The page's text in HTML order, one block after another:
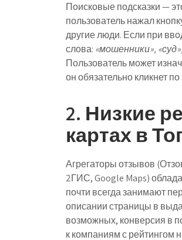
Поисковые подсказки —
пользователь нажал
другие люди. Если при
слова: «мошенники»,
Пользователь может
он обязательно кликнет
2. Низкие
картах в
Агрегаторы отзывов
2ГИС, Google Maps)
почти всегда занимают
описании страницы в
возможных, конверсия в
к компаниям с рейтингом